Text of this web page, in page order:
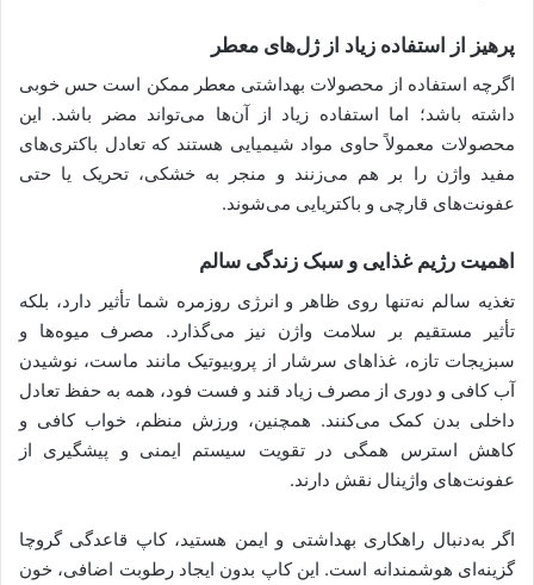
پرهیز از استفاده زیاد از ژل‌های معطر
اگرچه استفاده از محصولات بهداشتی معطر ممکن است حس خوبی
داشته باشد؛ اما استفاده زیاد از آن‌ها می‌تواند مضر باشد. این
محصولات معمولاً حاوی مواد شیمیایی هستند که تعادل باکتری‌های
مفید واژن را بر هم می‌زنند و منجر به خشکی، تحریک یا حتی
عفونت‌های قارچی و باکتریایی می‌شوند.
اهمیت رژیم غذایی و سبک زندگی سالم
تغذیه سالم نه‌تنها روی ظاهر و انرژی روزمره شما تأثیر دارد، بلکه
تأثیر مستقیم بر سلامت واژن نیز می‌گذارد. مصرف میوه‌ها و
سبزیجات تازه، غذاهای سرشار از پروبیوتیک مانند ماست، نوشیدن
آب کافی و دوری از مصرف زیاد قند و فست فود، همه به حفظ تعادل
داخلی بدن کمک می‌کنند. همچنین، ورزش منظم، خواب کافی و
کاهش استرس همگی در تقویت سیستم ایمنی و پیشگیری از
عفونت‌های واژینال نقش دارند.
اگر به‌دنبال راهکاری بهداشتی و ایمن هستید، کاپ قاعدگی گروچا
گزینه‌ای هوشمندانه است. این کاپ بدون ایجاد رطوبت اضافی، خون